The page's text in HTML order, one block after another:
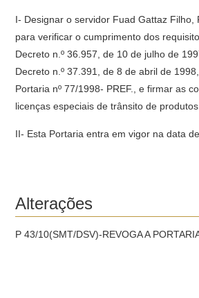
I- Designar o servidor Fuad Gattaz Filho,
para verificar o cumprimento dos
Decreto n.º 36.957, de 10 de julho de
Decreto n.º 37.391, de 8 de abril de
Portaria nº 77/1998- PREF., e firmar as
licenças especiais de trânsito de
II- Esta Portaria entra em vigor na data
Alterações
P 43/10(SMT/DSV)-REVOGA A